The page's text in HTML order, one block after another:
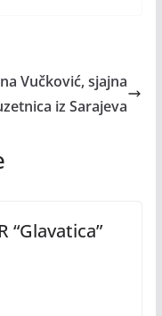
Vučković, sjajna
iz Sarajeva
“Glavatica”